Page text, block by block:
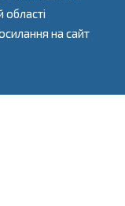
області
на сайт